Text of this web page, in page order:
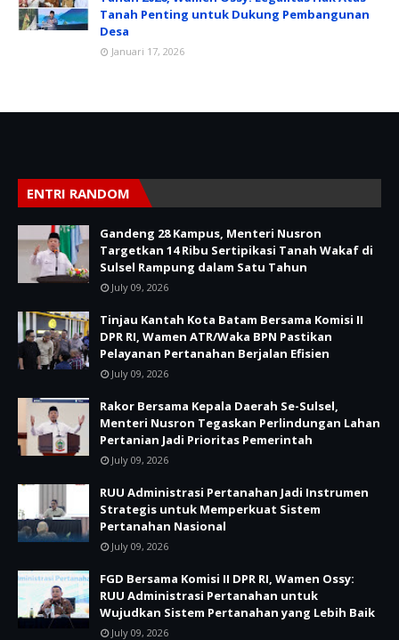
Tanah Penting untuk Dukung Pembangunan
Desa
Januari 17, 2026
ENTRI RANDOM
Gandeng 28 Kampus, Menteri Nusron
Targetkan 14 Ribu Sertipikasi Tanah Wakaf di
Sulsel Rampung dalam Satu Tahun
July 09, 2026
Tinjau Kantah Kota Batam Bersama Komisi II
DPR RI, Wamen ATR/Waka BPN Pastikan
Pelayanan Pertanahan Berjalan Efisien
July 09, 2026
Rakor Bersama Kepala Daerah Se-Sulsel,
Menteri Nusron Tegaskan Perlindungan Lahan
Pertanian Jadi Prioritas Pemerintah
July 09, 2026
RUU Administrasi Pertanahan Jadi Instrumen
Strategis untuk Memperkuat Sistem
Pertanahan Nasional
July 09, 2026
FGD Bersama Komisi II DPR RI, Wamen Ossy:
RUU Administrasi Pertanahan untuk
Wujudkan Sistem Pertanahan yang Lebih Baik
July 09, 2026